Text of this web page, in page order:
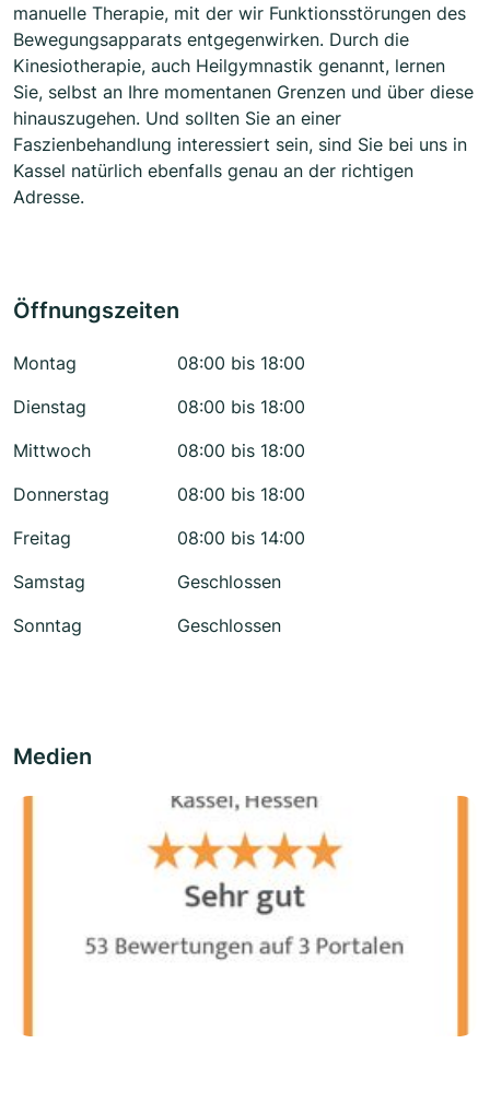
manuelle Therapie, mit der wir Funktionsstörungen des
Bewegungsapparats entgegenwirken. Durch die
Kinesiotherapie, auch Heilgymnastik genannt, lernen
Sie, selbst an Ihre momentanen Grenzen und über diese
hinauszugehen. Und sollten Sie an einer
Faszienbehandlung interessiert sein, sind Sie bei uns in
Kassel natürlich ebenfalls genau an der richtigen
Adresse.
Öffnungszeiten
Montag
08:00 bis 18:00
Dienstag
08:00 bis 18:00
Mittwoch
08:00 bis 18:00
Donnerstag
08:00 bis 18:00
Freitag
08:00 bis 14:00
Samstag
Geschlossen
Sonntag
Geschlossen
Medien